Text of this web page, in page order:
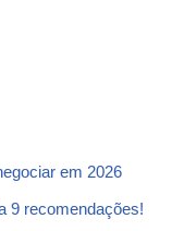
em 2026
9 recomendações!